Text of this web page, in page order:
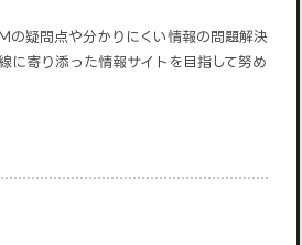
の疑問点や分かりにくい情報の問題解決
に寄り添った情報サイトを目指して努め